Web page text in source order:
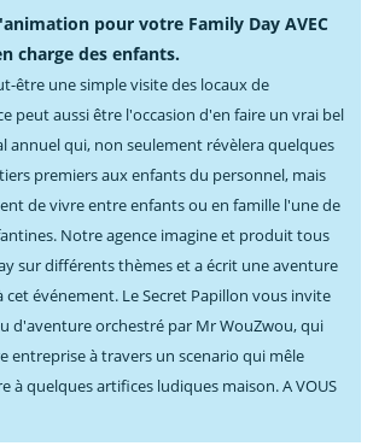
pour votre Family Day AVEC
charge des enfants.
être une simple visite des locaux de
peut aussi être l'occasion d'en faire un vrai bel
annuel qui, non seulement révèlera quelques
premiers aux enfants du personnel, mais
de vivre entre enfants ou en famille l'une de
Notre agence imagine et produit tous
sur différents thèmes et a écrit une aventure
cet événement. Le Secret Papillon vous invite
d'aventure orchestré par Mr WouZwou, qui
entreprise à travers un scenario qui mêle
à quelques artifices ludiques maison. A VOUS